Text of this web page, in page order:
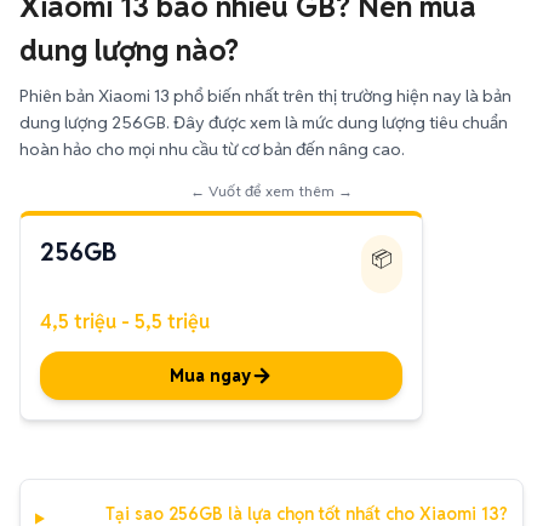
dung lượng nào?
Phiên bản Xiaomi 13 phổ biến nhất trên thị trường hiện nay là bản
dung lượng 256GB. Đây được xem là mức dung lượng tiêu chuẩn
hoàn hảo cho mọi nhu cầu từ cơ bản đến nâng cao.
← Vuốt để xem thêm →
256GB 📦
4,5 triệu - 5,5 triệu
Mua ngay
Tại sao 256GB là lựa chọn tốt nhất cho Xiaomi 13?